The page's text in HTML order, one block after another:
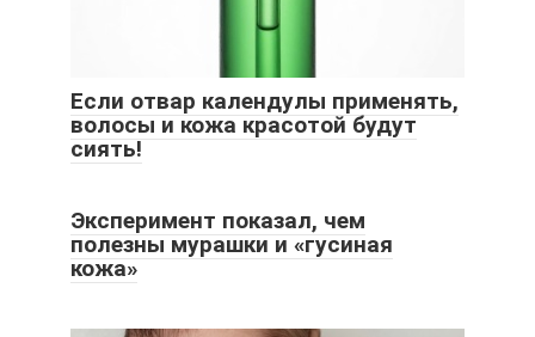
Если отвар календулы применять,
волосы и кожа красотой будут
сиять!
Эксперимент показал, чем
полезны мурашки и «гусиная
кожа»